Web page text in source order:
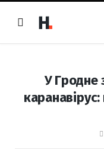
У Гродне